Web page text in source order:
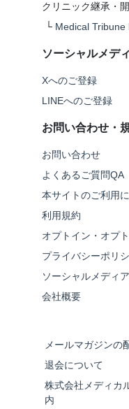
クリニック継承・
└ Medical Tribune
ソーシャルメデ
Xへのご登録
LINEへのご登録
お問い合わせ・
お問い合わせ
よくあるご質問QA
本サイトのご利用
利用規約
オプトイン・オプ
プライバシーポリ
ソーシャルメディ
会社概要
メールマガジンの
退会について
株式会社メディカ
内